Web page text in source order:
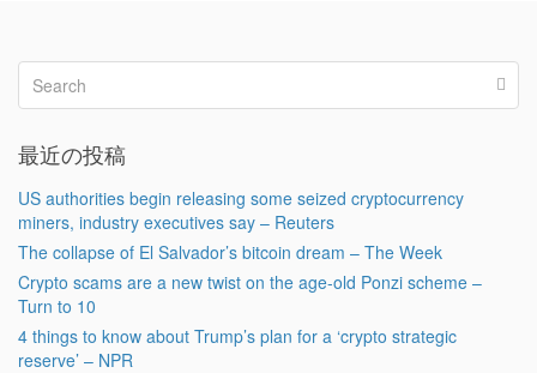
最近の投稿
US authorities begin releasing some seized cryptocurrency
miners, industry executives say – Reuters
The collapse of El Salvador’s bitcoin dream – The Week
Crypto scams are a new twist on the age-old Ponzi scheme –
Turn to 10
4 things to know about Trump’s plan for a ‘crypto strategic
reserve’ – NPR